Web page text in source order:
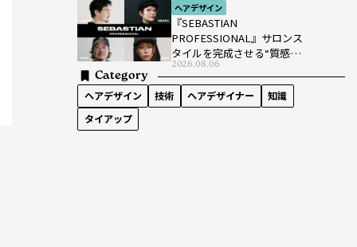
ヘアデザイン
『SEBASTIAN
PROFESSIONAL』サロンス
タイルを完成させる“質感設
計”という新提案
2026.08.06
Category
ヘアデザイン 技術 ヘアデザイナー
知識
タイアップ